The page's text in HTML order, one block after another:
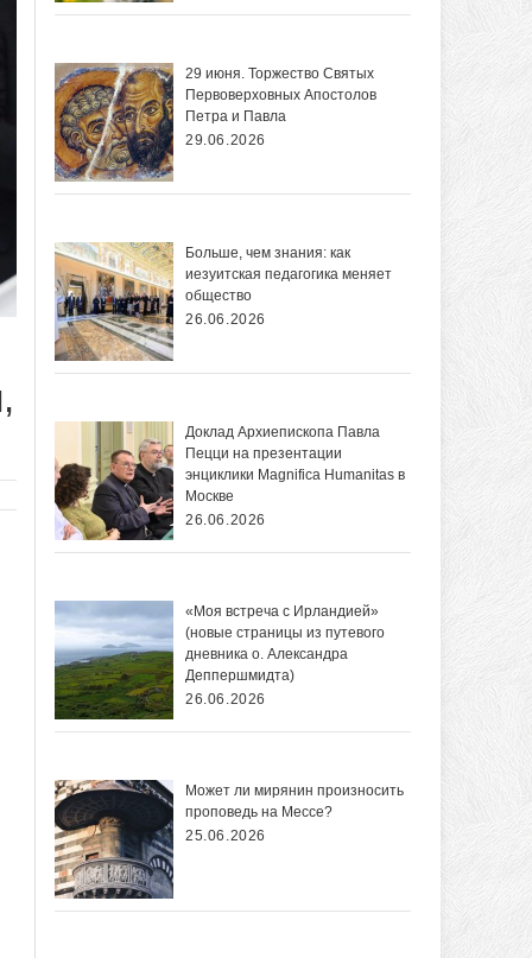
29 июня. Торжество Святых
Первоверховных Апостолов
Петра и Павла
29.06.2026
Больше, чем знания: как
иезуитская педагогика меняет
общество
26.06.2026
Доклад Архиепископа Павла
Пецци на презентации
энциклики Magnifica Нumanitas в
Москве
26.06.2026
«Моя встреча с Ирландией»
(новые страницы из путевого
дневника о. Александра
Деппершмидта)
26.06.2026
Может ли мирянин произносить
проповедь на Мессе?
25.06.2026